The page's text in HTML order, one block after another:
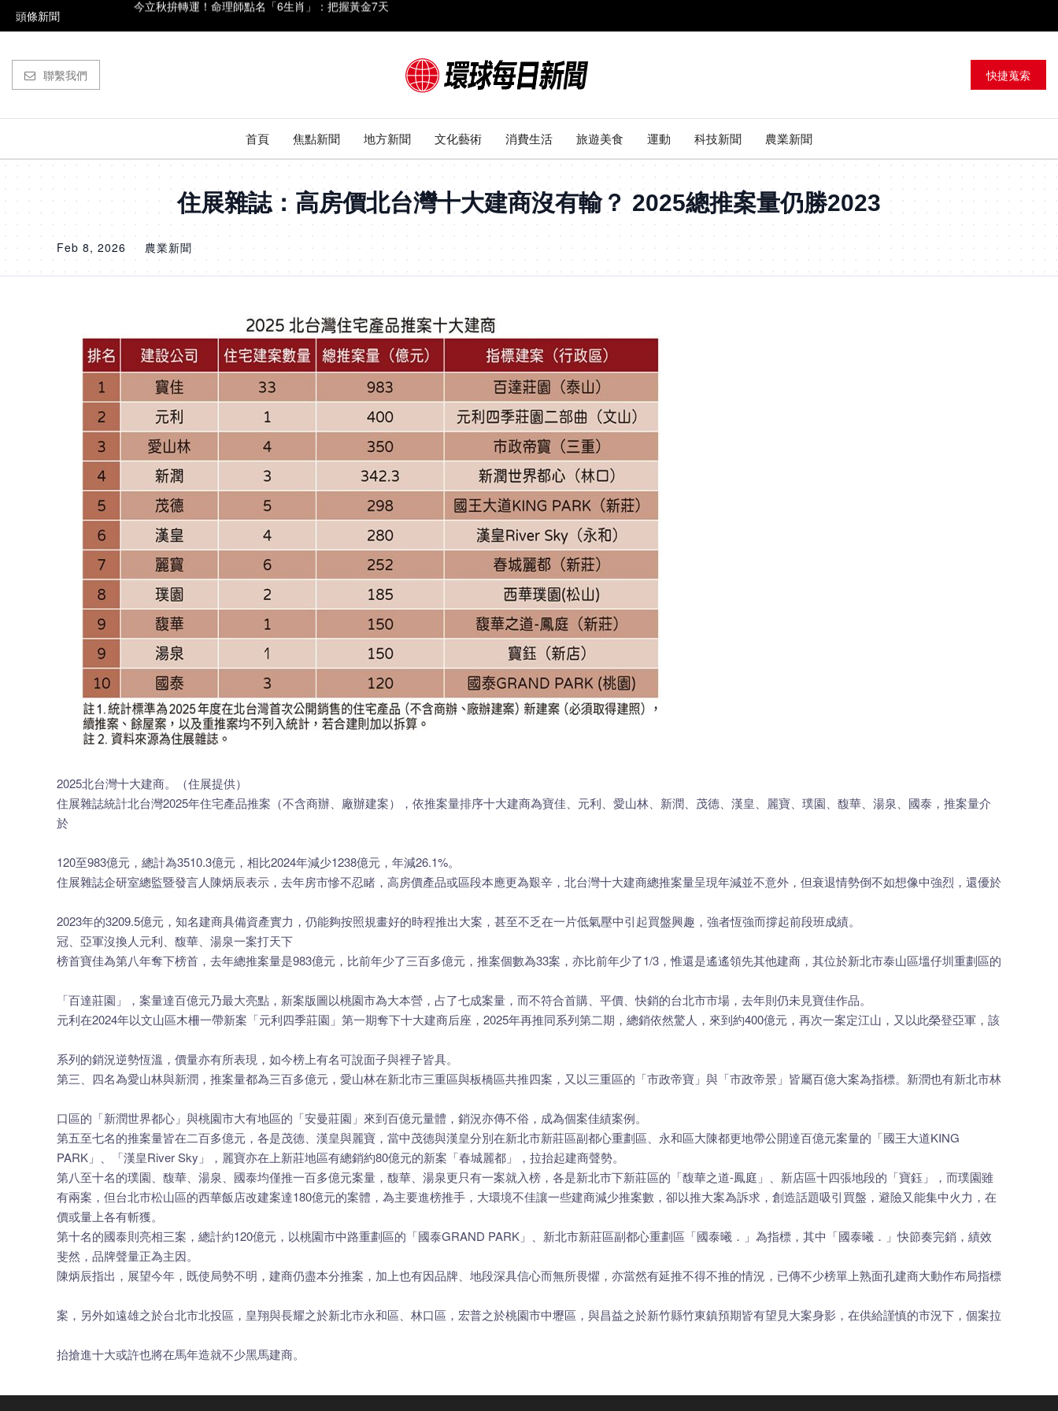
頭條新聞
台灣降雨「紫到發白」！ 白海豚豪雨轟台時程一次看
今立秋拚轉運！命理師點名「6生肖」：把握黃金7天
聯繫我們 快捷蒐索
首頁 焦點新聞 地方新聞 文化藝術 消費生活 旅遊美食 運動 科技新聞 農業新聞
住展雜誌：高房價北台灣十大建商沒有輸？ 2025總推案量仍勝2023
Feb 8, 2026 農業新聞
2025北台灣十大建商。（住展提供）
住展雜誌統計北台灣2025年住宅產品推案（不含商辦、廠辦建案），依推案量排序十大建商為寶佳、元利、愛山林、新潤、茂德、漢皇、麗寶、璞園、馥華、湯泉、國泰，推案量介
於
120至983億元，總計為3510.3億元，相比2024年減少1238億元，年減26.1%。
住展雜誌企研室總監暨發言人陳炳辰表示，去年房市慘不忍睹，高房價產品或區段本應更為艱辛，北台灣十大建商總推案量呈現年減並不意外，但衰退情勢倒不如想像中強烈，還優於
2023年的3209.5億元，知名建商具備資產實力，仍能夠按照規畫好的時程推出大案，甚至不乏在一片低氣壓中引起買盤興趣，強者恆強而撐起前段班成績。
冠、亞軍沒換人元利、馥華、湯泉一案打天下
榜首寶佳為第八年奪下榜首，去年總推案量是983億元，比前年少了三百多億元，推案個數為33案，亦比前年少了1/3，惟還是遙遙領先其他建商，其位於新北市泰山區塭仔圳重劃區的
「百達莊園」，案量達百億元乃最大亮點，新案版圖以桃園市為大本營，占了七成案量，而不符合首購、平價、快銷的台北市市場，去年則仍未見寶佳作品。
元利在2024年以文山區木柵一帶新案「元利四季莊園」第一期奪下十大建商后座，2025年再推同系列第二期，總銷依然驚人，來到約400億元，再次一案定江山，又以此榮登亞軍，該
系列的銷況逆勢恆溫，價量亦有所表現，如今榜上有名可說面子與裡子皆具。
第三、四名為愛山林與新潤，推案量都為三百多億元，愛山林在新北市三重區與板橋區共推四案，又以三重區的「市政帝寶」與「市政帝景」皆屬百億大案為指標。新潤也有新北市林
口區的「新潤世界都心」與桃園市大有地區的「安曼莊園」來到百億元量體，銷況亦傳不俗，成為個案佳績案例。
第五至七名的推案量皆在二百多億元，各是茂德、漢皇與麗寶，當中茂德與漢皇分別在新北市新莊區副都心重劃區、永和區大陳都更地帶公開達百億元案量的「國王大道KING
PARK」、「漢皇River Sky」，麗寶亦在上新莊地區有總銷約80億元的新案「春城麗都」，拉抬起建商聲勢。
第八至十名的璞園、馥華、湯泉、國泰均僅推一百多億元案量，馥華、湯泉更只有一案就入榜，各是新北市下新莊區的「馥華之道-鳳庭」、新店區十四張地段的「寶鈺」，而璞園雖
有兩案，但台北市松山區的西華飯店改建案達180億元的案體，為主要進榜推手，大環境不佳讓一些建商減少推案數，卻以推大案為訴求，創造話題吸引買盤，避險又能集中火力，在
價或量上各有斬獲。
第十名的國泰則亮相三案，總計約120億元，以桃園市中路重劃區的「國泰GRAND PARK」、新北市新莊區副都心重劃區「國泰曦．」為指標，其中「國泰曦．」快節奏完銷，績效
斐然，品牌聲量正為主因。
陳炳辰指出，展望今年，既使局勢不明，建商仍盡本分推案，加上也有因品牌、地段深具信心而無所畏懼，亦當然有延推不得不推的情況，已傳不少榜單上熟面孔建商大動作布局指標
案，另外如遠雄之於台北市北投區，皇翔與長耀之於新北市永和區、林口區，宏普之於桃園市中壢區，與昌益之於新竹縣竹東鎮預期皆有望見大案身影，在供給謹慎的市況下，個案拉
抬搶進十大或許也將在馬年造就不少黑馬建商。